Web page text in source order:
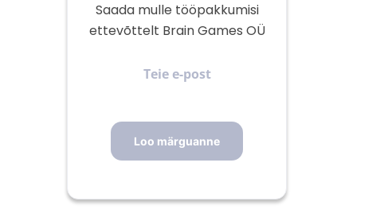
Saada mulle tööpakkumisi
ettevõttelt Brain Games OÜ